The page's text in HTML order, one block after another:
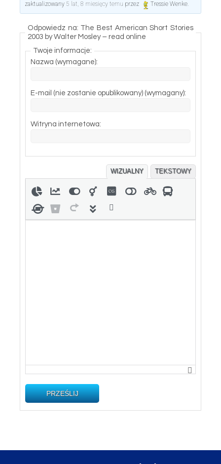
zaktualizowany 5 lat, 8 miesięcy temu przez Tressie Wenke.
Odpowiedz na: The Best American Short Stories
2003 by Walter Mosley – read online
Twoje informacje:
Nazwa (wymagane):
E-mail (nie zostanie opublikowany) (wymagany):
Witryna internetowa:
WIZUALNY TEKSTOWY
PRZEŚLIJ